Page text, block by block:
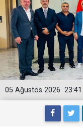
23:41
05 Ağustos 2026